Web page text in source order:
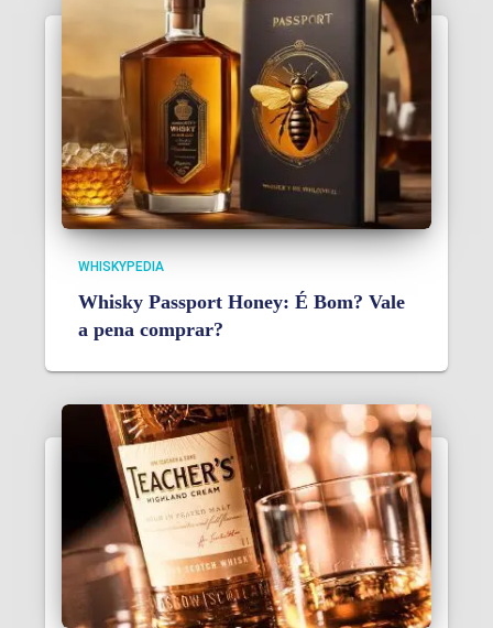
WHISKYPEDIA
Whisky Passport Honey: É Bom? Vale
a pena comprar?